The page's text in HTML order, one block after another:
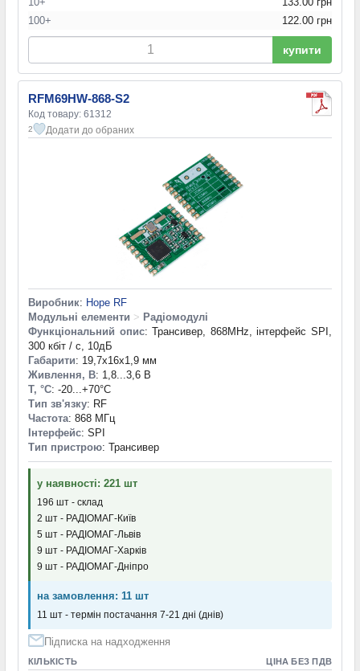
100+
122.00 грн
купити
RFM69HW-868-S2
Код товару: 61312
2 Додати до обраних
Виробник: Hope RF
Модульні елементи > Радіомодулі
Функціональний опис: Трансивер, 868MHz, інтерфейс SPI,
300 кбіт / с, 10дБ
Габарити: 19,7x16x1,9 мм
Живлення, В: 1,8...3,6 В
T, °С: -20...+70°С
Тип зв'язку: RF
Частота: 868 МГц
Інтерфейс: SPI
Тип пристрою: Трансивер
у наявності: 221 шт
196 шт - склад
2 шт - РАДІОМАГ-Київ
5 шт - РАДІОМАГ-Львів
9 шт - РАДІОМАГ-Харків
9 шт - РАДІОМАГ-Дніпро
на замовлення: 11 шт
11 шт - термін постачання 7-21 дні (днів)
Підписка на надходження
КІЛЬКІСТЬ ЦІНА БЕЗ ПДВ